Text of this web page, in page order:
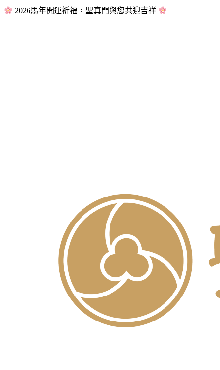
2026馬年開運祈福，聖真門與您共迎吉祥